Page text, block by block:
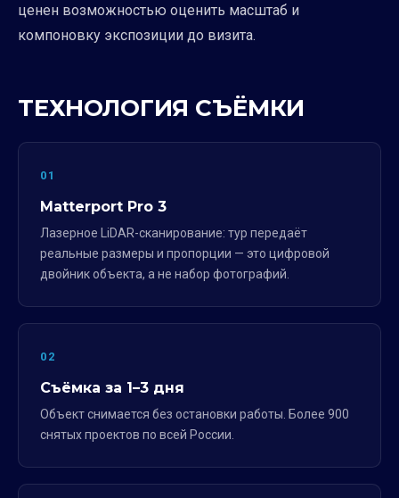
ценен возможностью оценить масштаб и
компоновку экспозиции до визита.
ТЕХНОЛОГИЯ СЪЁМКИ
01
Matterport Pro 3
Лазерное LiDAR-сканирование: тур передаёт
реальные размеры и пропорции — это цифровой
двойник объекта, а не набор фотографий.
02
Съёмка за 1–3 дня
Объект снимается без остановки работы. Более 900
снятых проектов по всей России.